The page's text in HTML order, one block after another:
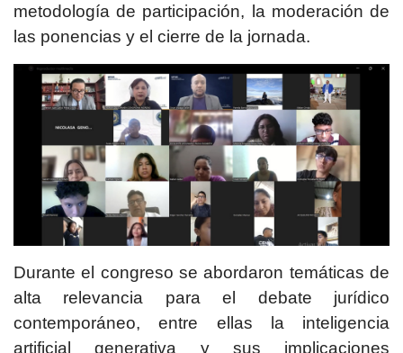
metodología de participación, la moderación de
las ponencias y el cierre de la jornada.
Durante el congreso se abordaron temáticas de
alta relevancia para el debate jurídico
contemporáneo, entre ellas la inteligencia
artificial generativa y sus implicaciones